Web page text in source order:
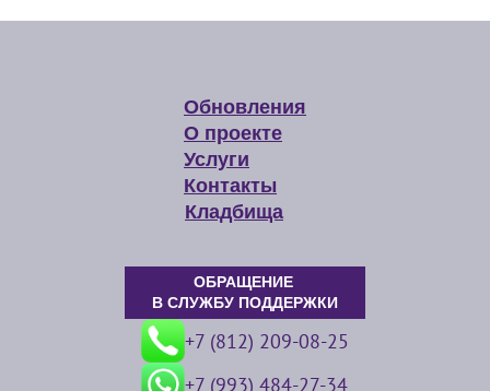
Обновления
О проекте
Услуги
Контакты
Кладбища
ОБРАЩЕНИЕ
В СЛУЖБУ ПОДДЕРЖКИ
+7 (812) 209-08-25
+7 (993) 484-27-34